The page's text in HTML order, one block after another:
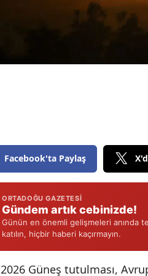
Facebook'ta Paylaş
ORTADOĞU GAZETESI
Gündem artık cebinizde!
Günün en önemli gelişmeleri anında
katılın, hiçbir haberi kaçırmayın.
Güneş tutulması,